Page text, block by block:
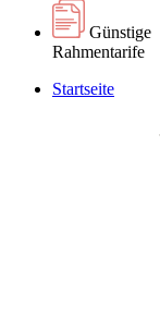
Günstige
Rahmentarife
Startseite